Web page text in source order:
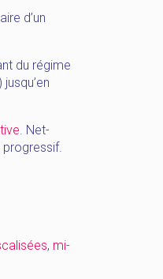
d’un
du régime
. Net-
progressif.
, mi-